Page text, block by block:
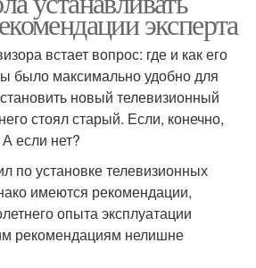
эксперта
встает вопрос: где и как его
было максимально удобно для
новый телевизионный
стоял старый. Если, конечно,
если нет?
по установке телевизионных
имеются рекомендации,
опыта эксплуатации
рекомендациям нелишне